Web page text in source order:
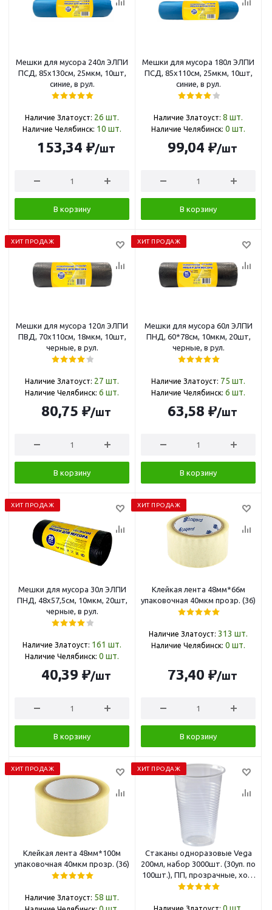
Мешки для мусора 240л ЭЛПИ
ПСД, 85х130см, 25мкм, 10шт,
синие, в рул.
Наличие Златоуст: 26 шт.
Наличие Челябинск: 10 шт.
153,34 ₽/шт
В корзину
Мешки для мусора 180л ЭЛПИ
ПСД, 85х110см, 25мкм, 10шт,
синие, в рул.
Наличие Златоуст: 8 шт.
Наличие Челябинск: 0 шт.
99,04 ₽/шт
В корзину
ХИТ ПРОДАЖ
Мешки для мусора 120л ЭЛПИ
ПВД, 70х110см, 18мкм, 10шт,
черные, в рул.
Наличие Златоуст: 27 шт.
Наличие Челябинск: 6 шт.
80,75 ₽/шт
В корзину
ХИТ ПРОДАЖ
Мешки для мусора 60л ЭЛПИ
ПНД, 60*78см, 10мкм, 20шт,
черные, в рул.
Наличие Златоуст: 75 шт.
Наличие Челябинск: 6 шт.
63,58 ₽/шт
В корзину
ХИТ ПРОДАЖ
Мешки для мусора 30л ЭЛПИ
ПНД, 48х57,5см, 10мкм, 20шт,
черные, в рул.
Наличие Златоуст: 161 шт.
Наличие Челябинск: 0 шт.
40,39 ₽/шт
В корзину
ХИТ ПРОДАЖ
Клейкая лента 48мм*66м
упаковочная 40мкм прозр. (36)
Наличие Златоуст: 313 шт.
Наличие Челябинск: 0 шт.
73,40 ₽/шт
В корзину
ХИТ ПРОДАЖ
Клейкая лента 48мм*100м
упаковочная 40мкм прозр. (36)
Наличие Златоуст: 58 шт.
ХИТ ПРОДАЖ
Стаканы одноразовые Vega
200мл, набор 3000шт. (30уп. по
100шт.), ПП, прозрачные, хол/
гор 321672